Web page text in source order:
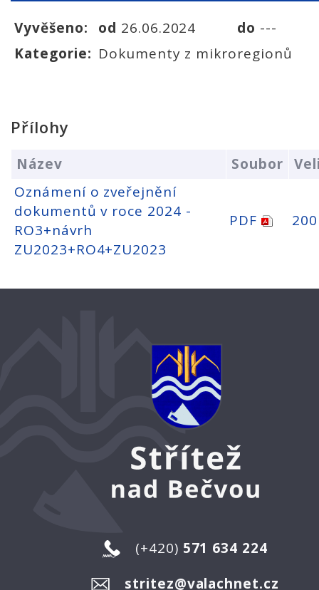
Vyvěšeno: od 26.06.2024 do ---
Kategorie: Dokumenty z mikroregionů
Přílohy
Název Soubor
Oznámení o zveřejnění
dokumentů v roce 2024 -
RO3+návrh
ZU2023+RO4+ZU2023
PDF
(+420) 571 634 224
stritez@valachnet.cz